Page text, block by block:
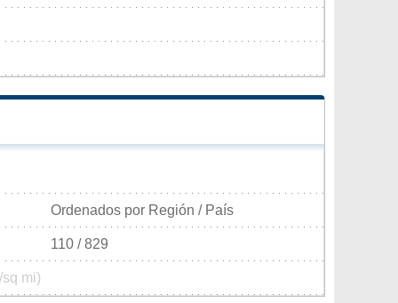
Ordenados por Región / País
110 / 829
mi)